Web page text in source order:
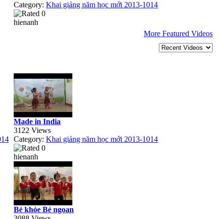
Category:Khai giảng năm học mới 2013-1014
hienanh
More Featured Videos
Made in India
3122 Views
Category:Khai giảng năm học mới 2013-1014
hienanh
Bé khỏe Bé ngoan